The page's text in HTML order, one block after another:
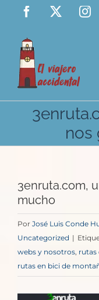
Saltar
contenido
Facebook
nos
3enruta.com,
mucho
Por José Luis Conde
Uncategorized |
webs y nosotros, rutas
rutas en bici de